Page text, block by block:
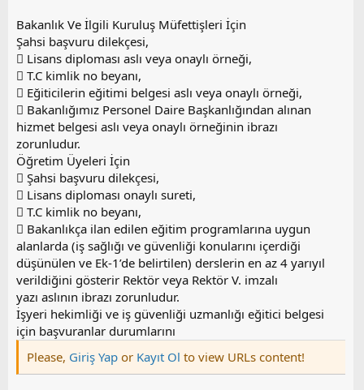
Bakanlık Ve İlgili Kuruluş Müfettişleri İçin
Şahsi başvuru dilekçesi,
 Lisans diploması aslı veya onaylı örneği,
 T.C kimlik no beyanı,
 Eğiticilerin eğitimi belgesi aslı veya onaylı örneği,
 Bakanlığımız Personel Daire Başkanlığından alınan
hizmet belgesi aslı veya onaylı örneğinin ibrazı
zorunludur.
Öğretim Üyeleri İçin
 Şahsi başvuru dilekçesi,
 Lisans diploması onaylı sureti,
 T.C kimlik no beyanı,
 Bakanlıkça ilan edilen eğitim programlarına uygun
alanlarda (iş sağlığı ve güvenliği konularını içerdiği
düşünülen ve Ek-1’de belirtilen) derslerin en az 4 yarıyıl
verildiğini gösterir Rektör veya Rektör V. imzalı
yazı aslının ibrazı zorunludur.
İşyeri hekimliği ve iş güvenliği uzmanlığı eğitici belgesi
için başvuranlar durumlarını
Please, Giriş Yap or Kayıt Ol to view URLs content!